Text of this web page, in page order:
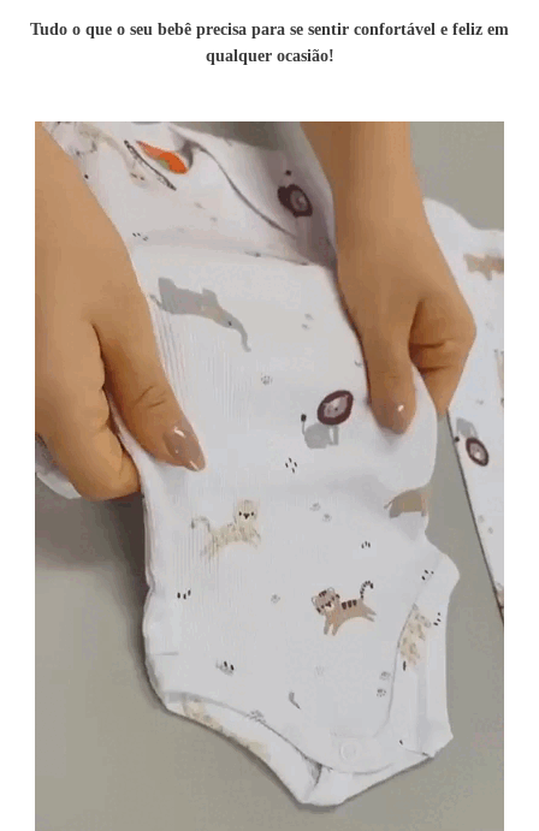
Tudo o que o seu bebê precisa para se sentir confortável e feliz em
qualquer ocasião!